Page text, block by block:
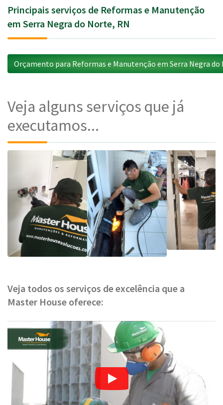
Principais serviços de Reformas e Manutenção
em Serra Negra do Norte, RN
Orçamento para Reformas e Manutenção em Serra Negra do
Veja alguns serviços que já
executamos...
Veja todos os serviços de excelência que a
Master House oferece: